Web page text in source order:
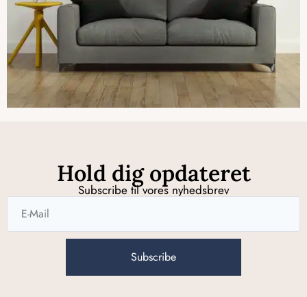
Hold dig opdateret
Subscribe til vores nyhedsbrev
Subscribe